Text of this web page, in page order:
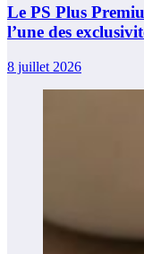
Le PS Plus
l’une des
8 juillet 2026